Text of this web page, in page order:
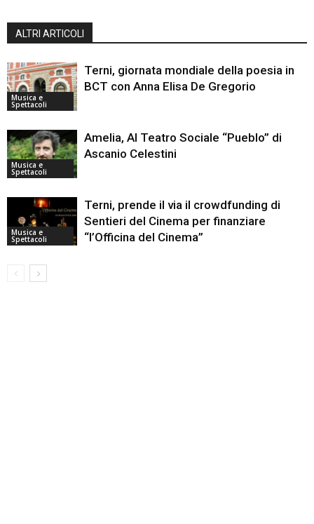
ALTRI ARTICOLI
Musica e
Spettacoli
Terni, giornata mondiale della poesia in
BCT con Anna Elisa De Gregorio
Musica e
Spettacoli
Amelia, Al Teatro Sociale “Pueblo” di
Ascanio Celestini
Musica e
Spettacoli
Terni, prende il via il crowdfunding di
Sentieri del Cinema per finanziare
“l’Officina del Cinema”